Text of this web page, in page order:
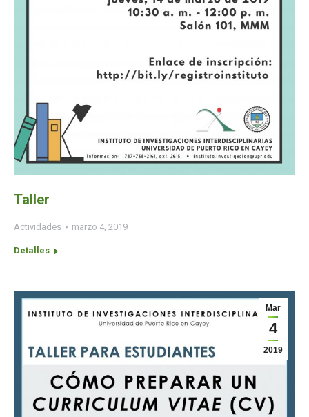
Taller
Actividades marzo 4, 2019
Detalles
Mar
4
2019